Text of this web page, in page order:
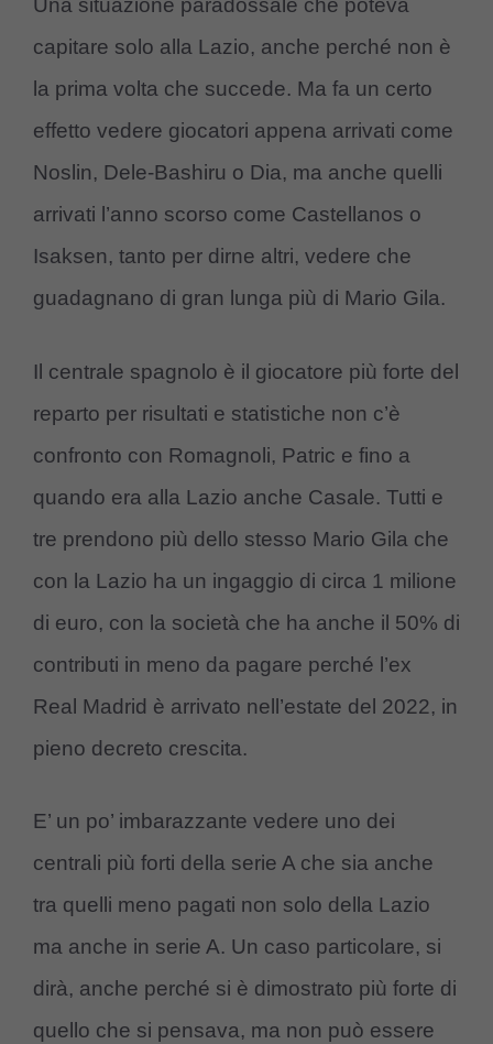
Una situazione paradossale che poteva
capitare solo alla Lazio, anche perché non è
la prima volta che succede. Ma fa un certo
effetto vedere giocatori appena arrivati come
Noslin, Dele-Bashiru o Dia, ma anche quelli
arrivati l’anno scorso come Castellanos o
Isaksen, tanto per dirne altri, vedere che
guadagnano di gran lunga più di Mario Gila.
Il centrale spagnolo è il giocatore più forte del
reparto per risultati e statistiche non c’è
confronto con Romagnoli, Patric e fino a
quando era alla Lazio anche Casale. Tutti e
tre prendono più dello stesso Mario Gila che
con la Lazio ha un ingaggio di circa 1 milione
di euro, con la società che ha anche il 50% di
contributi in meno da pagare perché l’ex
Real Madrid è arrivato nell’estate del 2022, in
pieno decreto crescita.
E’ un po’ imbarazzante vedere uno dei
centrali più forti della serie A che sia anche
tra quelli meno pagati non solo della Lazio
ma anche in serie A. Un caso particolare, si
dirà, anche perché si è dimostrato più forte di
quello che si pensava, ma non può essere